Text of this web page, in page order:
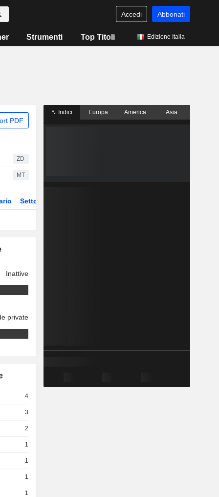
Accedi Abbonati
Strumenti Top Titoli Edizione Italia
PDF
ZD
MT
Settore
Inattive
private
4
3
2
1
1
1
1
Indici Europa America Asia